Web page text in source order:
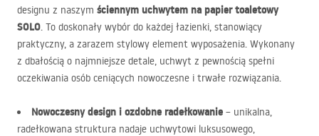
designu z naszym ściennym uchwytem na papier toaletowy
SOLO. To doskonały wybór do każdej łazienki, stanowiący
praktyczny, a zarazem stylowy element wyposażenia. Wykonany
z dbałością o najmniejsze detale, uchwyt z pewnością spełni
oczekiwania osób ceniących nowoczesne i trwałe rozwiązania.
Nowoczesny design i ozdobne radełkowanie – unikalna,
radełkowana struktura nadaje uchwytowi luksusowego,